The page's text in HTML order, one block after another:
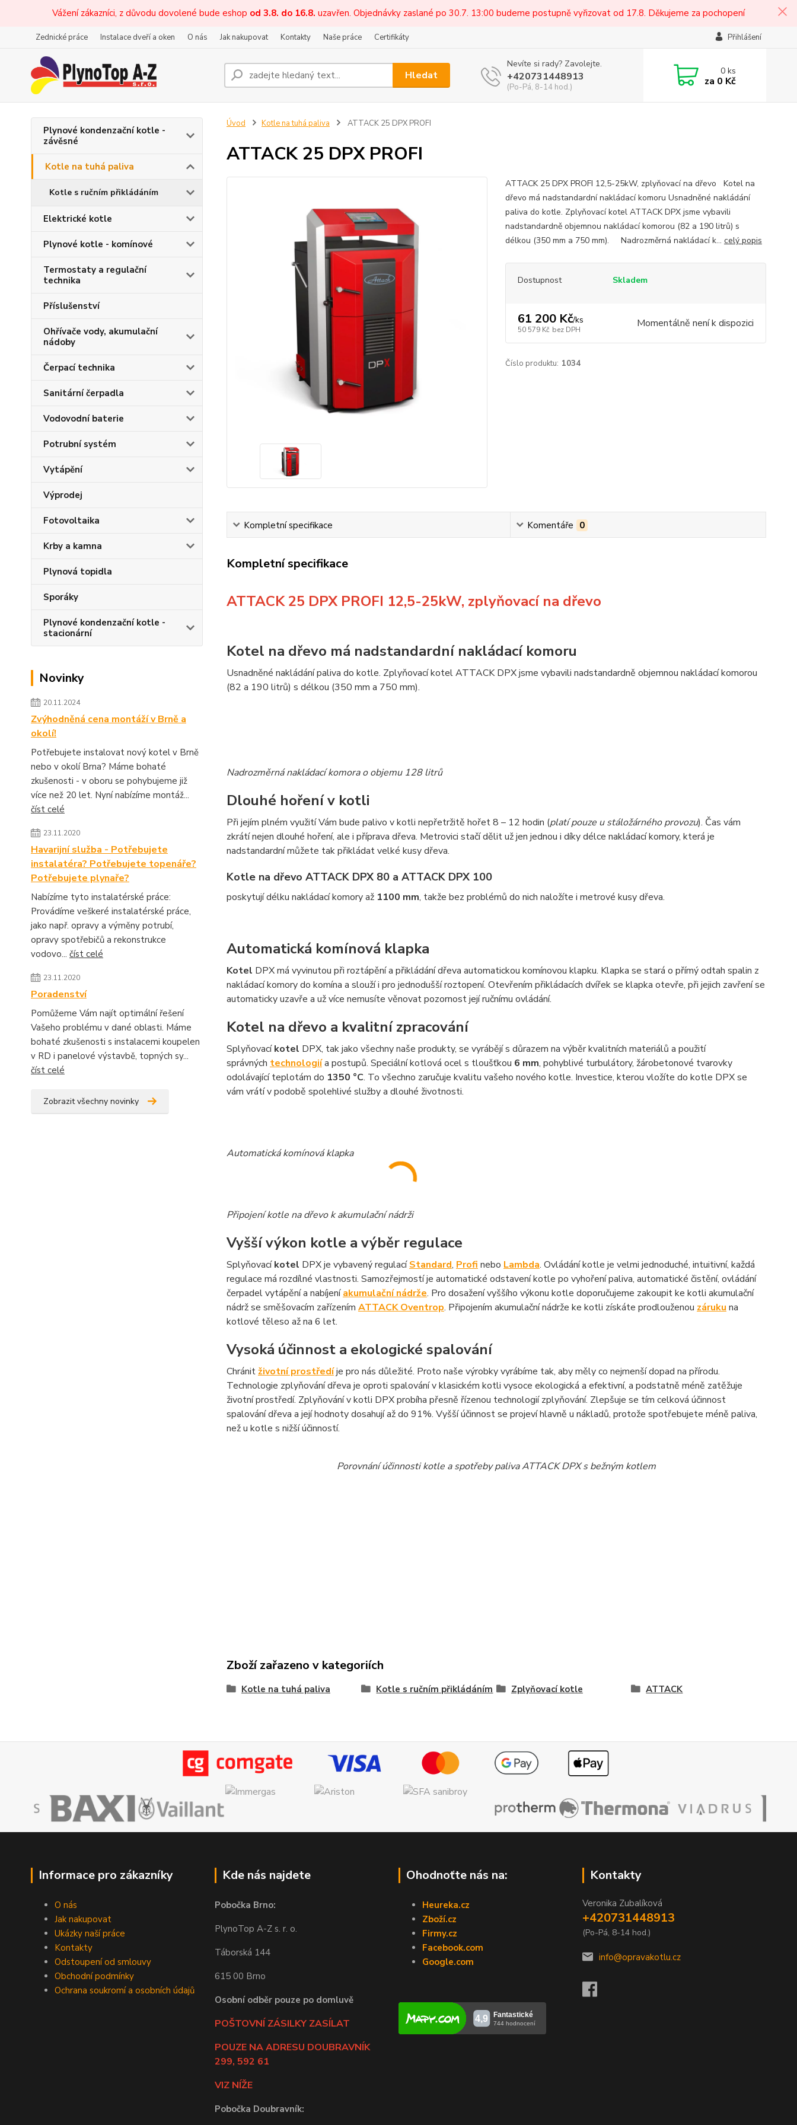
Vážení zákazníci, z důvodu dovolené bude eshop od 3.8. do 16.8. uzavřen. Objednávky zaslané po 30.7. 13:00 budeme postupně vyřizovat od 17.8. Děkujeme za pochopení
Zednické práce Instalace dveří a oken O nás Jak nakupovat Kontakty Naše práce Certifikáty Přihlášení
Hledat
Nevíte si rady? Zavolejte.
+420731448913
(Po-Pá, 8-14 hod.)
0ks
za 0 Kč
Plynové kondenzační kotle -
závěsné
Kotle na tuhá paliva
Kotle s ručním přikládáním
Elektrické kotle
Plynové kotle - komínové
Termostaty a regulační
technika
Příslušenství
Ohřívače vody, akumulační
nádoby
Čerpací technika
Sanitární čerpadla
Vodovodní baterie
Potrubní systém
Vytápění
Výprodej
Fotovoltaika
Krby a kamna
Plynová topidla
Sporáky
Plynové kondenzační kotle -
stacionární
Novinky
20.11.2024
Zvýhodněná cena montáží v Brně a
okolí!
Potřebujete instalovat nový kotel v Brně
nebo v okolí Brna? Máme bohaté
zkušenosti - v oboru se pohybujeme již
více než 20 let. Nyní nabízíme montáž...
číst celé
23.11.2020
Havarijní služba - Potřebujete
instalatéra? Potřebujete topenáře?
Potřebujete plynaře?
Nabízíme tyto instalatérské práce:
Provádíme veškeré instalatérské práce,
jako např. opravy a výměny potrubí,
opravy spotřebičů a rekonstrukce
vodovo... číst celé
23.11.2020
Poradenství
Pomůžeme Vám najít optimální řešení
Vašeho problému v dané oblasti. Máme
bohaté zkušenosti s instalacemi koupelen
v RD i panelové výstavbě, topných sy...
číst celé
Zobrazit všechny novinky
Úvod Kotle na tuhá paliva ATTACK 25 DPX PROFI
ATTACK 25 DPX PROFI
ATTACK 25 DPX PROFI 12,5-25kW, zplyňovací na dřevo Kotel na
dřevo má nadstandardní nakládací komoru Usnadněné nakládání
paliva do kotle. Zplyňovací kotel ATTACK DPX jsme vybavili
nadstandardně objemnou nakládací komorou (82 a 190 litrů) s
délkou (350 mm a 750 mm). Nadrozměrná nakládací k... celý popis
Dostupnost Skladem
61 200 Kč/ks
50 579 Kč bez DPH Momentálně není k dispozici
Číslo produktu: 1034
Kompletní specifikace Komentáře 0
Kompletní specifikace
ATTACK 25 DPX PROFI 12,5-25kW, zplyňovací na dřevo
Kotel na dřevo má nadstandardní nakládací komoru
Usnadněné nakládání paliva do kotle. Zplyňovací kotel ATTACK DPX jsme vybavili nadstandardně objemnou nakládací komorou
(82 a 190 litrů) s délkou (350 mm a 750 mm).
Nadrozměrná nakládací komora o objemu 128 litrů
Dlouhé hoření v kotli
Při jejím plném využití Vám bude palivo v kotli nepřetržitě hořet 8 – 12 hodin (platí pouze u stáložárného provozu). Čas vám
zkrátí nejen dlouhé hoření, ale i příprava dřeva. Metrovici stačí dělit už jen jednou i díky délce nakládací komory, která je
nadstandardní můžete tak přikládat velké kusy dřeva.
Kotle na dřevo ATTACK DPX 80 a ATTACK DPX 100
poskytují délku nakládací komory až 1100 mm, takže bez problémů do nich naložíte i metrové kusy dřeva.
Automatická komínová klapka
Kotel DPX má vyvinutou při roztápění a přikládání dřeva automatickou komínovou klapku. Klapka se stará o přímý odtah spalin z
nakládací komory do komína a slouží i pro jednodušší roztopení. Otevřením přikládacích dvířek se klapka otevře, při jejich zavření se
automaticky uzavře a už více nemusíte věnovat pozornost její ručnímu ovládání.
Kotel na dřevo a kvalitní zpracování
Splyňovacíkotel DPX, tak jako všechny naše produkty, se vyrábějí s důrazem na výběr kvalitních materiálů a použití
správných technologiía postupů. Speciální kotlová ocel s tloušťkou 6 mm, pohyblivé turbulátory, žárobetonové tvarovky
odolávající teplotám do 1350 °C. To všechno zaručuje kvalitu vašeho nového kotle. Investice, kterou vložíte do kotle DPX se
vám vrátí v podobě spolehlivé služby a dlouhé životnosti.
Automatická komínová klapka
Připojení kotle na dřevo k akumulační nádrži
Vyšší výkon kotle a výběr regulace
Splyňovacíkotel DPX je vybavený regulacíStandard, Profi nebo Lambda. Ovládání kotle je velmi jednoduché, intuitivní, každá
regulace má rozdílné vlastnosti. Samozřejmostí je automatické odstavení kotle po vyhoření paliva, automatické čistění, ovládání
čerpadel vytápění a nabíjeníakumulační nádrže. Pro dosažení vyššího výkonu kotle doporučujeme zakoupit ke kotli akumulační
nádrž se směšovacím zařízením ATTACK Oventrop. Připojením akumulační nádrže ke kotli získáte prodlouženou záruku na
kotlové těleso až na 6 let.
Vysoká účinnost a ekologické spalování
Chránitživotní prostředíje pro nás důležité. Proto naše výrobky vyrábíme tak, aby měly co nejmenší dopad na přírodu.
Technologie zplyňování dřeva je oproti spalování v klasickém kotli vysoce ekologická a efektivní, a podstatně méně zatěžuje
životní prostředí. Zplyňování v kotli DPX probíha přesně řízenou technologií zplyňování. Zlepšuje se tím celková účinnost
spalování dřeva a její hodnoty dosahují až do 91%. Vyšší účinnost se projeví hlavně u nákladů, protože spotřebujete méně paliva,
než u kotle s nižší účinností.
Porovnání účinnosti kotle a spotřeby paliva ATTACK DPX s bežným kotlem
Zboží zařazeno v kategoriích
Kotle na tuhá paliva Kotle s ručním přikládáním Zplyňovací kotle ATTACK
Informace pro zákazníky
O nás
Jak nakupovat
Ukázky naší práce
Kontakty
Odstoupení od smlouvy
Obchodní podmínky
Ochrana soukromí a osobních údajů
Kde nás najdete
Pobočka Brno:
PlynoTop A-Z s. r. o.
Táborská 144
615 00 Brno
Osobní odběr pouze po domluvě
POŠTOVNÍ ZÁSILKY ZASÍLAT
POUZE NA ADRESU DOUBRAVNÍK
299, 592 61
VIZ NÍŽE
Pobočka Doubravník:
Ohodnoťte nás na:
Heureka.cz
Zboží.cz
Firmy.cz
Facebook.com
Google.com
Kontakty
Veronika Zubalíková
+420731448913
(Po-Pá, 8-14 hod.)
info@opravakotlu.cz